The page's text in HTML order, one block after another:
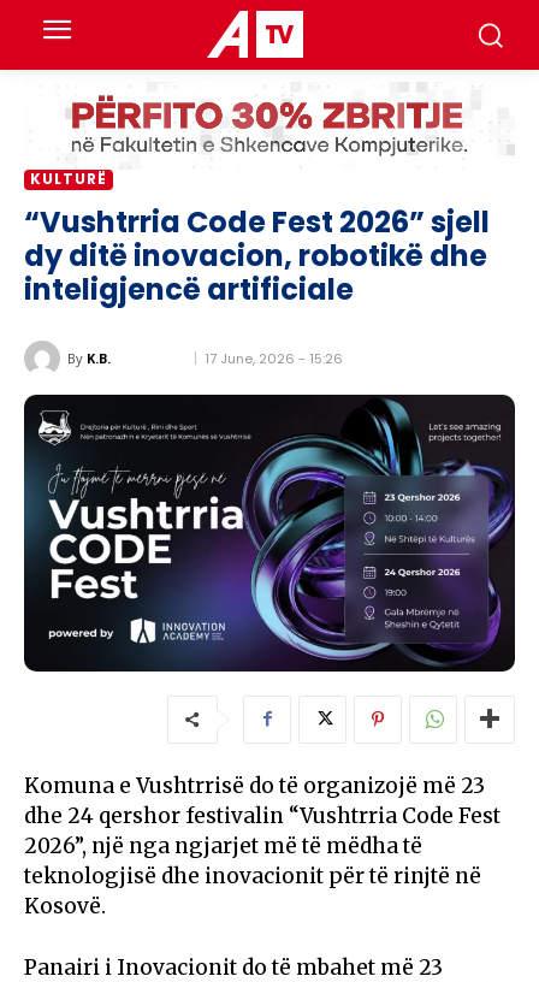
KULTURË
“Vushtrria Code Fest 2026” sjell
dy ditë inovacion, robotikë dhe
inteligjencë artificiale
By K.B. 17 June, 2026 - 15:26
Komuna e Vushtrrisë do të organizojë më 23
dhe 24 qershor festivalin “Vushtrria Code Fest
2026”, një nga ngjarjet më të mëdha të
teknologjisë dhe inovacionit për të rinjtë në
Kosovë.
Panairi i Inovacionit do të mbahet më 23